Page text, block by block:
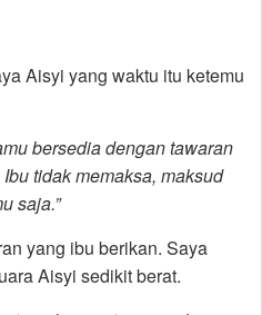
Aisyi yang waktu itu ketemu
bersedia dengan tawaran
tidak memaksa, maksud
saja.”
yang ibu berikan. Saya
Aisyi sedikit berat.